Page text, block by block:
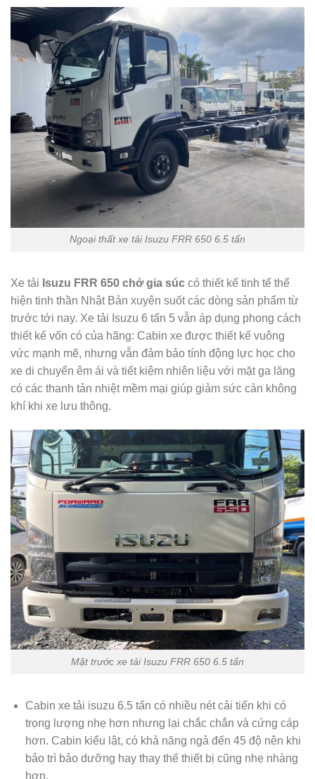
Ngoại thất xe tải Isuzu FRR 650 6.5 tấn
Xe tải Isuzu FRR 650 chở gia súc có thiết kế tinh tế thể
hiện tinh thần Nhật Bản xuyên suốt các dòng sản phẩm từ
trước tới nay. Xe tải Isuzu 6 tấn 5 vẫn áp dụng phong cách
thiết kế vốn có của hãng: Cabin xe được thiết kế vuông
vức mạnh mẽ, nhưng vẫn đảm bảo tính động lực học cho
xe di chuyển êm ái và tiết kiệm nhiên liệu với mặt ga lăng
có các thanh tản nhiệt mềm mại giúp giảm sức cản không
khí khi xe lưu thông.
Mặt trước xe tải Isuzu FRR 650 6.5 tấn
Cabin xe tải isuzu 6.5 tấn có nhiều nét cải tiến khi có
trọng lượng nhẹ hơn nhưng lại chắc chắn và cứng cáp
hơn. Cabin kiểu lật, có khả năng ngả đến 45 độ nên khi
bảo trì bảo dưỡng hay thay thế thiết bị cũng nhẹ nhàng
hơn.